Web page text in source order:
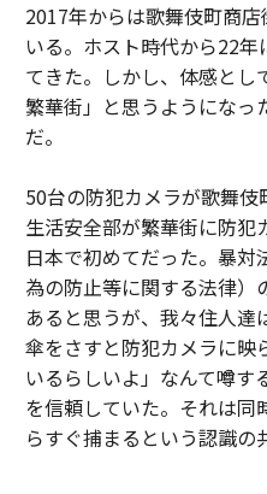
2017年からは歌舞伎町商
いる。ホスト時代から22
てきた。しかし、体感とし
繁華街」と思うようになっ
だ。
50台の防犯カメラが歌舞
生活安全部が繁華街に防犯
日本で初めてだった。暴
為の防止等に関する法律）
あると思うが、我々住人
傘をさすと防犯カメラに映
いるらしいよ」なんて噂
を信頼していた。それは同
らすぐ捕まるという認識の